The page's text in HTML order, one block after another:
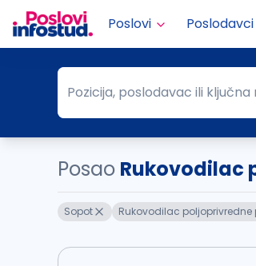
Poslovi Poslodavci
Pozicija, poslodavac ili ključna
Pozicija, poslodavac ili ključna
Posao Rukovodilac
Sopot Rukovodilac poljoprivredne